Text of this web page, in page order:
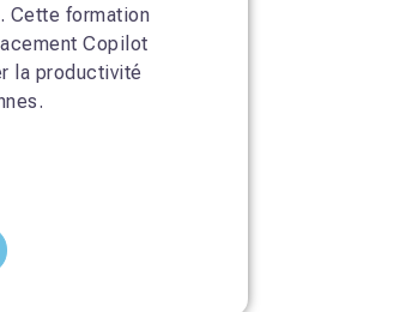
Cette formation
Copilot
la productivité